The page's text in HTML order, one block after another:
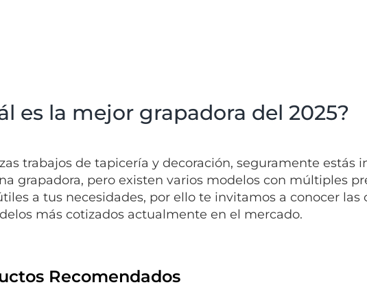
es la mejor grapadora del 2025?
trabajos de tapicería y decoración, seguramente estás
grapadora, pero existen varios modelos con múltiples
a tus necesidades, por ello te invitamos a conocer las
más cotizados actualmente en el mercado.
Recomendados